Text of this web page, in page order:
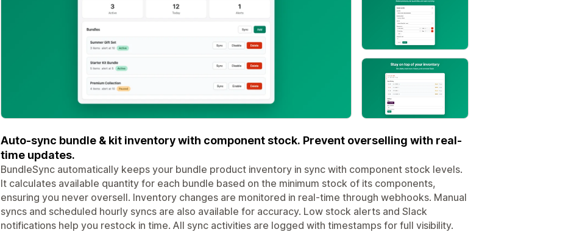
Auto-sync bundle & kit inventory with component stock. Prevent overselling with real-
time updates.
BundleSync automatically keeps your bundle product inventory in sync with component stock levels.
It calculates available quantity for each bundle based on the minimum stock of its components,
ensuring you never oversell. Inventory changes are monitored in real-time through webhooks. Manual
syncs and scheduled hourly syncs are also available for accuracy. Low stock alerts and Slack
notifications help you restock in time. All sync activities are logged with timestamps for full visibility.